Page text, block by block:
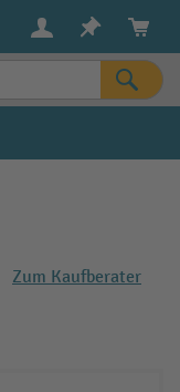
Zum Kaufberater